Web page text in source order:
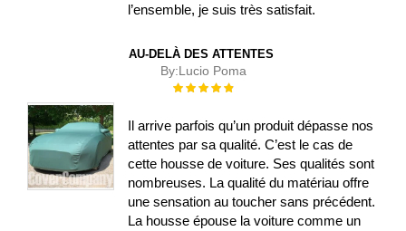
l’ensemble, je suis très satisfait.
AU-DELÀ DES ATTENTES
By:Lucio Poma
Évaluation :
Il arrive parfois qu’un produit dépasse nos
attentes par sa qualité. C’est le cas de
cette housse de voiture. Ses qualités sont
nombreuses. La qualité du matériau offre
une sensation au toucher sans précédent.
La housse épouse la voiture comme un